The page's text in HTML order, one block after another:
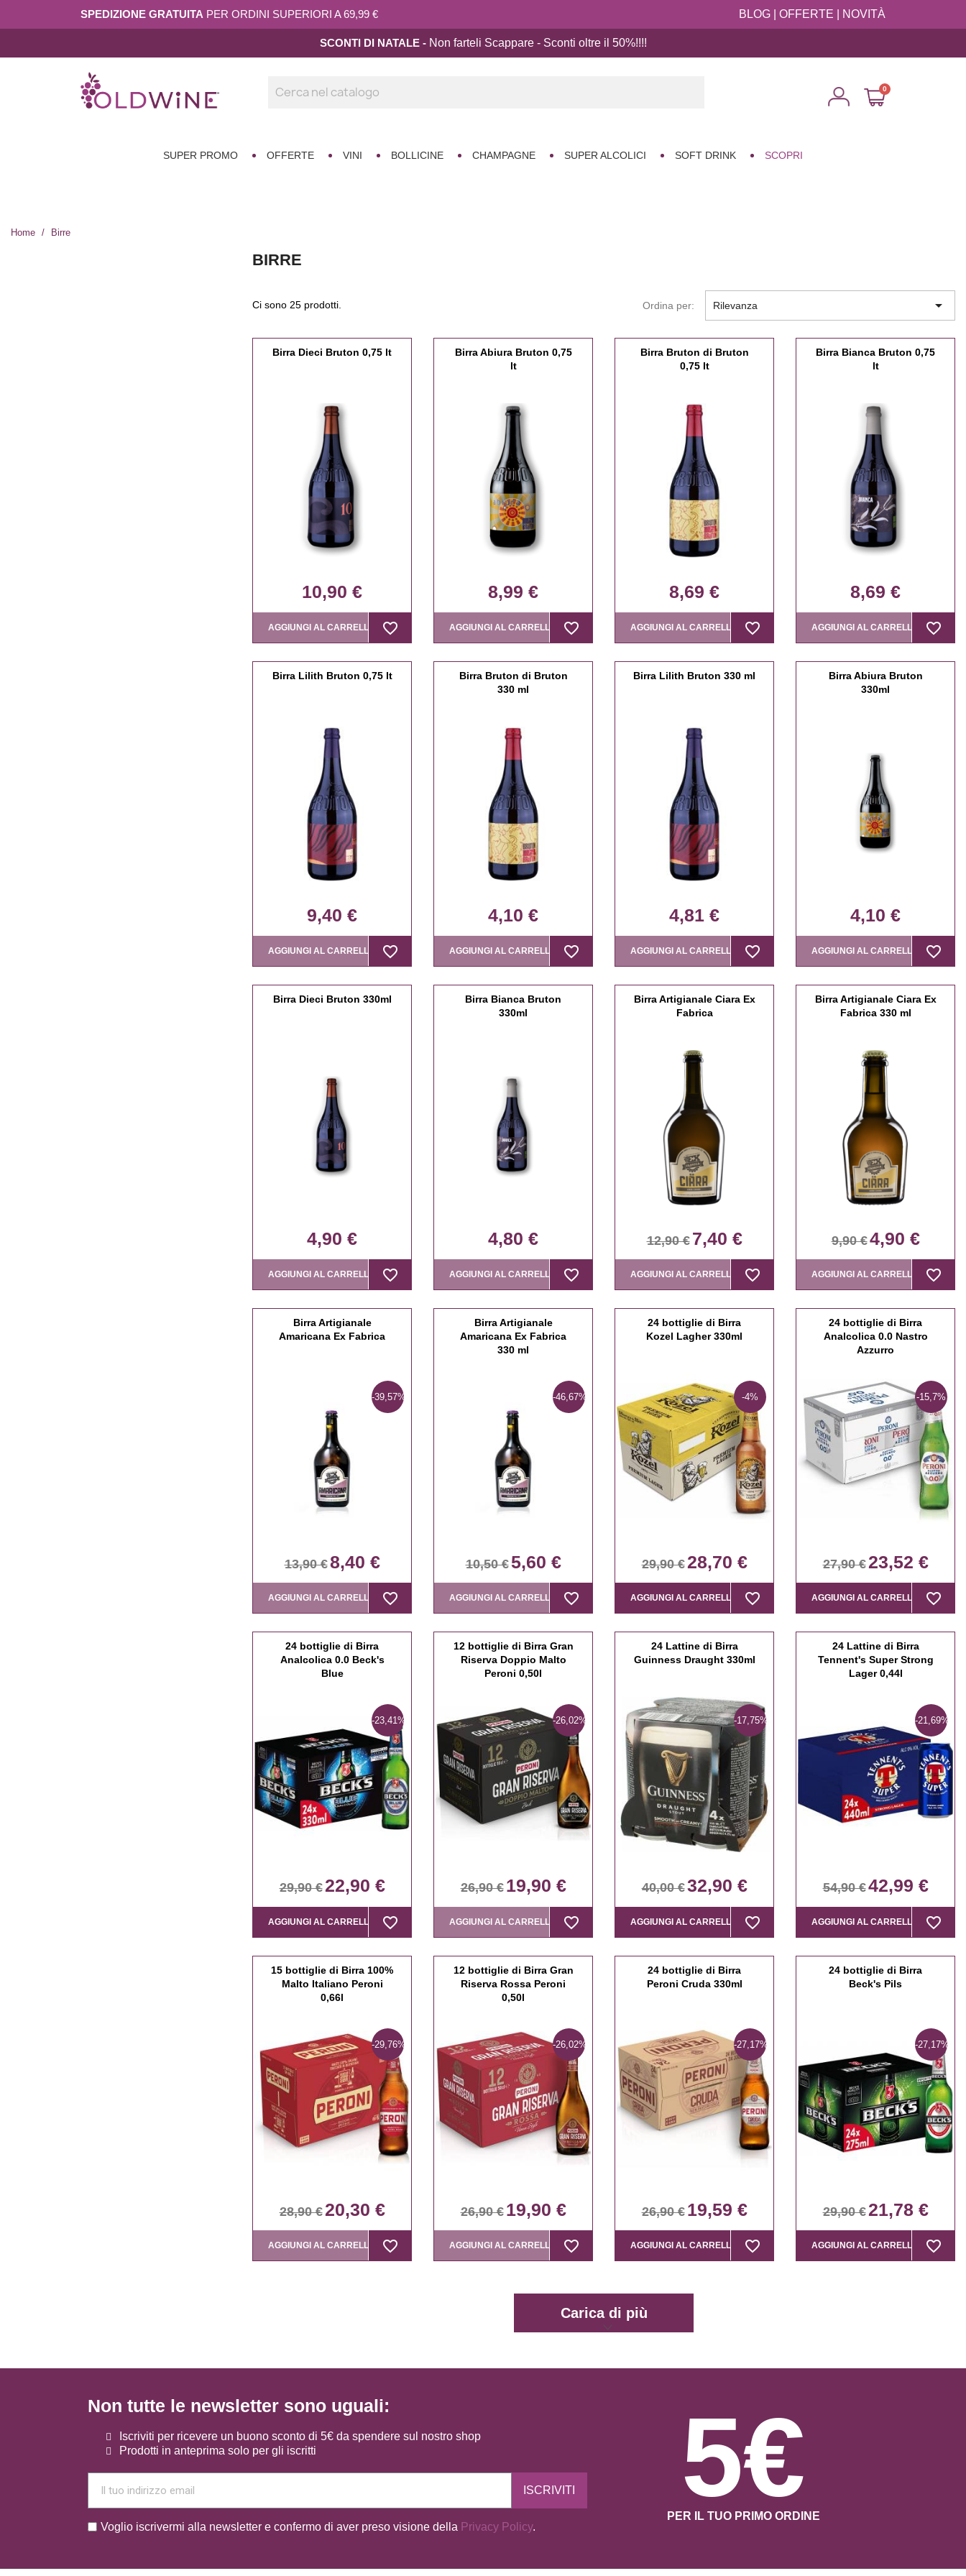
SPEDIZIONE GRATUITA PER ORDINI SUPERIORI A 69,99 € BLOG| OFFERTE NOVITÀ
SCONTI DI NATALE - Non farteli Scappare - Sconti oltre il 50%!!!!
SUPER PROMO OFFERTE VINI BOLLICINE CHAMPAGNE SUPER ALCOLICI SOFT DRINK SCOPRI
Home Birre
BIRRE
Ci sono 25 prodotti. Ordina per: Rilevanza 
Birra Dieci Bruton 0,75 lt
10,90 €
AGGIUNGI AL CARRELLO favorite_border
favorite_border
Birra Abiura Bruton 0,75
lt
8,99 €
AGGIUNGI AL CARRELLO favorite_border
favorite_border
Birra Bruton di Bruton
0,75 lt
8,69 €
AGGIUNGI AL CARRELLO favorite_border
favorite_border
Birra Bianca Bruton 0,75
lt
8,69 €
AGGIUNGI AL CARRELLO favorite_border
favorite_border
Birra Lilith Bruton 0,75 lt
9,40 €
AGGIUNGI AL CARRELLO favorite_border
favorite_border
Birra Bruton di Bruton
330 ml
4,10 €
AGGIUNGI AL CARRELLO favorite_border
favorite_border
Birra Lilith Bruton 330 ml
4,81 €
AGGIUNGI AL CARRELLO favorite_border
favorite_border
Birra Abiura Bruton
330ml
4,10 €
AGGIUNGI AL CARRELLO favorite_border
favorite_border
Birra Dieci Bruton 330ml
4,90 €
AGGIUNGI AL CARRELLO favorite_border
favorite_border
Birra Bianca Bruton
330ml
4,80 €
AGGIUNGI AL CARRELLO favorite_border
favorite_border
Birra Artigianale Ciara Ex
Fabrica
12,90 € 7,40 €
AGGIUNGI AL CARRELLO favorite_border
favorite_border
Birra Artigianale Ciara Ex
Fabrica 330 ml
9,90 €4,90 €
AGGIUNGI AL CARRELLO favorite_border
favorite_border
Birra Artigianale
Amaricana Ex Fabrica
-39,57%
13,90 €8,40 €
AGGIUNGI AL CARRELLO favorite_border
favorite_border
Birra Artigianale
Amaricana Ex Fabrica
330 ml
-46,67%
10,50 €5,60 €
AGGIUNGI AL CARRELLO favorite_border
favorite_border
24 bottiglie di Birra
Kozel Lagher 330ml
-4%
29,90 €28,70 €
AGGIUNGI AL CARRELLO favorite_border
favorite_border
24 bottiglie di Birra
Analcolica 0.0 Nastro
Azzurro
-15,7%
27,90 €23,52 €
AGGIUNGI AL CARRELLO favorite_border
favorite_border
24 bottiglie di Birra
Analcolica 0.0 Beck's
Blue
-23,41%
29,90 €22,90 €
AGGIUNGI AL CARRELLO favorite_border
favorite_border
12 bottiglie di Birra Gran
Riserva Doppio Malto
Peroni 0,50l
-26,02%
26,90 € 19,90 €
AGGIUNGI AL CARRELLO favorite_border
favorite_border
24 Lattine di Birra
Guinness Draught 330ml
-17,75%
40,00 €32,90 €
AGGIUNGI AL CARRELLO favorite_border
favorite_border
24 Lattine di Birra
Tennent's Super Strong
Lager 0,44l
-21,69%
54,90 €42,99 €
AGGIUNGI AL CARRELLO favorite_border
favorite_border
15 bottiglie di Birra 100%
Malto Italiano Peroni
0,66l
-29,76%
28,90 € 20,30 €
AGGIUNGI AL CARRELLO favorite_border
favorite_border
12 bottiglie di Birra Gran
Riserva Rossa Peroni
0,50l
-26,02%
26,90 € 19,90 €
AGGIUNGI AL CARRELLO favorite_border
favorite_border
24 bottiglie di Birra
Peroni Cruda 330ml
-27,17%
26,90 € 19,59 €
AGGIUNGI AL CARRELLO favorite_border
favorite_border
24 bottiglie di Birra
Beck's Pils
-27,17%
29,90 € 21,78 €
AGGIUNGI AL CARRELLO favorite_border
favorite_border
Carica di più
Non tutte le newsletter sono uguali:
Iscriviti per ricevere un buono sconto di 5€ da spendere sul nostro shop
Prodotti in anteprima solo per gli iscritti
ISCRIVITI
Voglio iscrivermi alla newsletter e confermo di aver preso visione della Privacy Policy.
5€
PER IL TUO PRIMO ORDINE